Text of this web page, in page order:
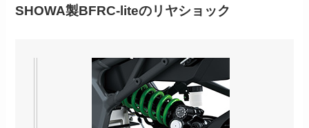
SHOWA製BFRC-liteのリヤショック